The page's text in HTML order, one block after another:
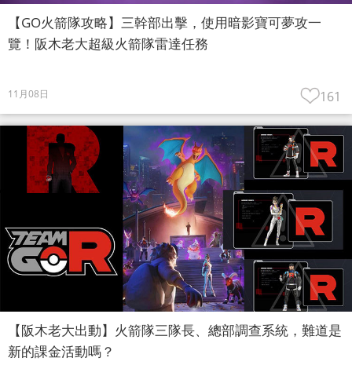
【GO火箭隊攻略】三幹部出擊，使用暗影寶可夢攻一
覽！阪木老大超級火箭隊雷達任務
11月08日 161
【阪木老大出動】火箭隊三隊長、總部調查系統，難道是
新的課金活動嗎？